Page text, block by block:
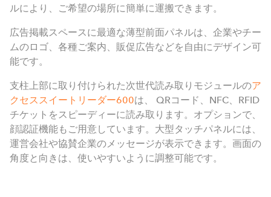
ルにより、ご希望の場所に簡単に運搬できます。
広告掲載スペースに最適な薄型前面パネルは、企業やチー
ムのロゴ、各種ご案内、販促広告などを自由にデザイン可
能です。
支柱上部に取り付けられた次世代読み取りモジュールのア
クセススイートリーダー600は、 QRコード、NFC、RFID
チケットをスピーディーに読み取ります。オプションで、
顔認証機能もご用意しています。大型タッチパネルには、
運営会社や協賛企業のメッセージが表示できます。画面の
角度と向きは、使いやすいように調整可能です。